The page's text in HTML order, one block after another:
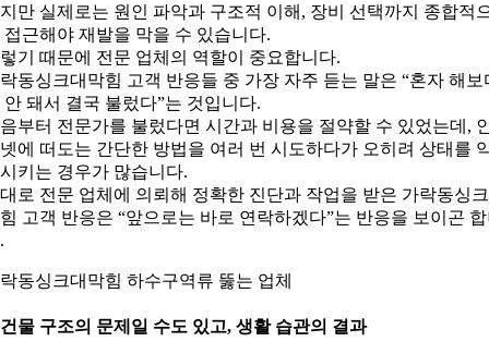
만 실제로는 원인 파악과 구조적 이해, 장비 선택까지 종합적
접근해야 재발을 막을 수 있습니다.
기 때문에 전문 업체의 역할이 중요합니다.
동싱크대막힘 고객 반응들 중 가장 자주 듣는 말은 “혼자 해보
안 돼서 결국 불렀다”는 것입니다.
부터 전문가를 불렀다면 시간과 비용을 절약할 수 있었는데,
에 떠도는 간단한 방법을 여러 번 시도하다가 오히려 상태를
키는 경우가 많습니다.
로 전문 업체에 의뢰해 정확한 진단과 작업을 받은 가락동싱
고객 반응은 “앞으로는 바로 연락하겠다”는 반응을 보이곤
동싱크대막힘 하수구역류 뚫는 업체
물 구조의 문제일 수도 있고, 생활 습관의 결과